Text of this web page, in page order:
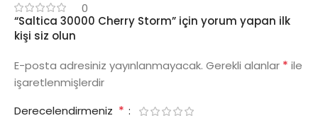
0
“Saltica 30000 Cherry Storm” için yorum yapan ilk
kişi siz olun
E-posta adresiniz yayınlanmayacak. Gerekli alanlar * ile
işaretlenmişlerdir
Derecelendirmeniz *